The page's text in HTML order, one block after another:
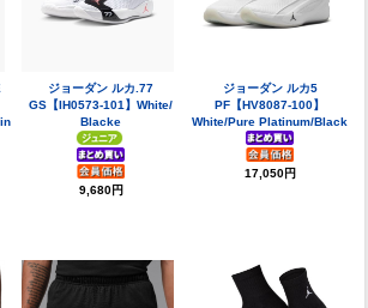
ジョーダン ルカ.77
GS【IH0573-101】White/
Blacke
9,680円
ジョーダン ルカ5
PF【HV8087-100】
White/Pure Platinum/Black
17,050円